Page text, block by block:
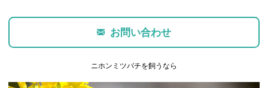
お問い合わせ
ニホンミツバチを飼うなら